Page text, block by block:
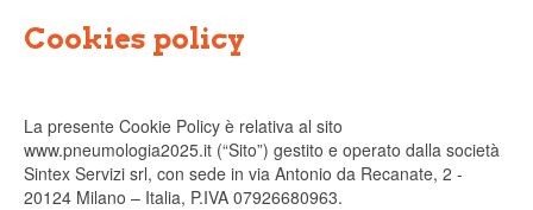
Cookies policy
La presente Cookie Policy è relativa al sito
www.pneumologia2025.it (“Sito”) gestito e operato dalla società
Sintex Servizi srl, con sede in via Antonio da Recanate, 2 -
20124 Milano – Italia, P.IVA 07926680963.